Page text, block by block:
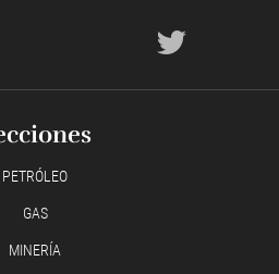
PETRÓLEO
GAS
MINERÍA